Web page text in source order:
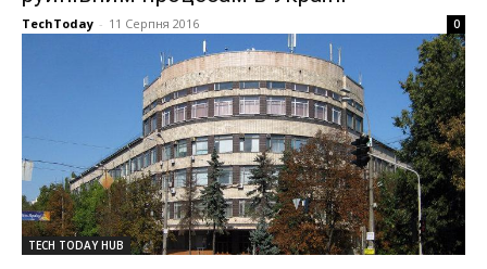
TechToday - 11 Серпня 2016 0
TECH TODAY HUB